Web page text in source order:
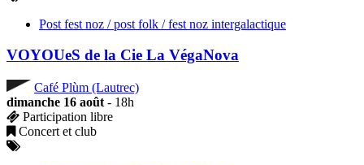
Post fest noz / post folk / fest noz intergalactique
VOYOUeS de la Cie La VégaNova
Café Plùm (Lautrec)
dimanche 16 août - 18h
Participation libre
Concert et club